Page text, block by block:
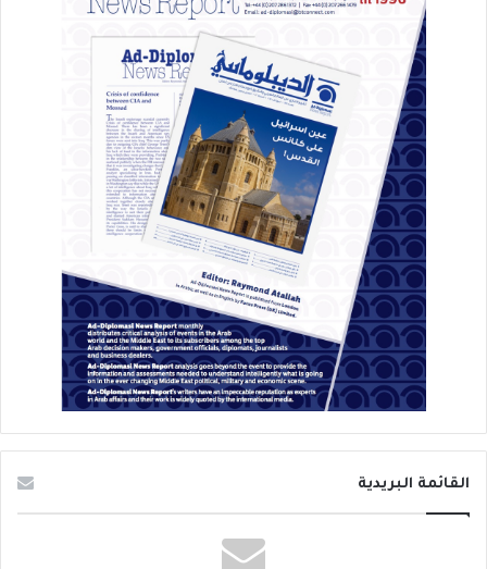
القائمة البريدية